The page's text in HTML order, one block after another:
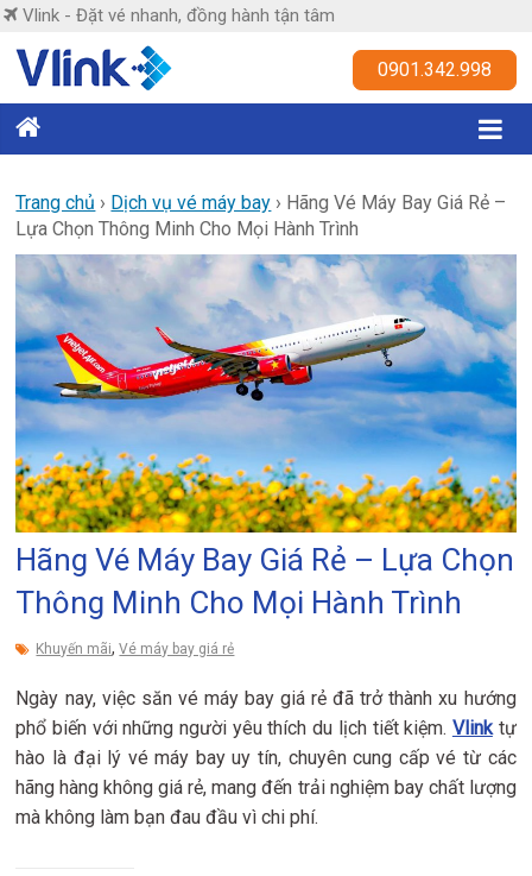
Skip
content
Vlink - Đặt vé nhanh, đồng hành tận tâm
Vlink
nhanh,
đồng
hành
tận
tâm
0901.342.998
Trang chủ › Dịch vụ vé máy bay › Hãng Vé Máy Bay Giá Rẻ –
Lựa Chọn Thông Minh Cho Mọi Hành Trình
Hãng Vé Máy Bay Giá Rẻ – Lựa Chọn
Thông Minh Cho Mọi Hành Trình
Khuyến mãi,Vé máy bay giá rẻ
Ngày nay, việc săn vé máy bay giá rẻ đã trở thành xu hướng
phổ biến với những người yêu thích du lịch tiết kiệm. Vlinktự
hào là đại lý vé máy bay uy tín, chuyên cung cấp vé từ các
hãng hàng không giá rẻ, mang đến trải nghiệm bay chất lượng
mà không làm bạn đau đầu vì chi phí.